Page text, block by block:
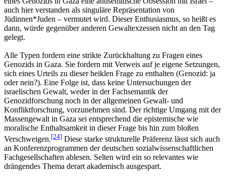
auch hier verstanden als singuläre Repräsentation von
Jüdinnen*Juden – vermutet wird. Dieser Enthusiasmus, so heißt es
dann, würde gegenüber anderen Gewaltexzessen nicht an den Tag
gelegt.
Alle Typen fordern eine strikte Zurückhaltung zu Fragen eines
Genozids in Gaza. Sie fordern mit Verweis auf je eigene Setzungen,
sich eines Urteils zu dieser heiklen Frage zu enthalten (Genozid: ja
oder nein?). Eine Folge ist, dass keine Untersuchungen der
israelischen Gewalt, weder in der Fachsemantik der
Genozidforschung noch in der allgemeinen Gewalt- und
Konfliktforschung, vorzunehmen sind. Der richtige Umgang mit der
Massengewalt in Gaza sei entsprechend die epistemische wie
moralische Enthaltsamkeit in dieser Frage bis hin zum bloßen
Verschweigen.[24] Diese starke strukturelle Präferenz lässt sich auch
an Konferenzprogrammen der deutschen sozialwissenschaftlichen
Fachgesellschaften ablesen. Selten wird ein so relevantes wie
drängendes Thema derart akademisch ausgespart.